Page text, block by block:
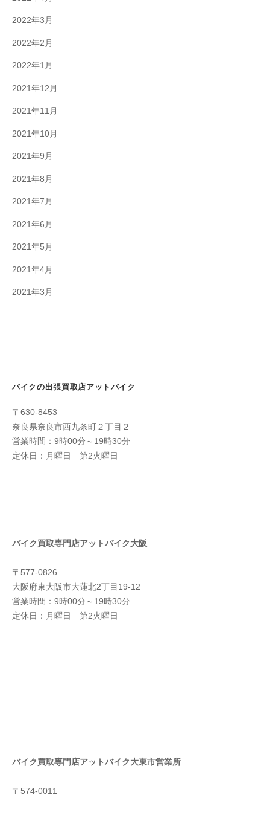
2022年3月
2022年2月
2022年1月
2021年12月
2021年11月
2021年10月
2021年9月
2021年8月
2021年7月
2021年6月
2021年5月
2021年4月
2021年3月
バイクの出張買取店アットバイク
〒630-8453
奈良県奈良市西九条町２丁目２
営業時間：9時00分～19時30分
定休日：月曜日 第2火曜日
バイク買取専門店アットバイク大阪
〒577-0826
大阪府東大阪市大蓮北2丁目19-12
営業時間：9時00分～19時30分
定休日：月曜日 第2火曜日
バイク買取専門店アットバイク大東市営業所
〒574-0011